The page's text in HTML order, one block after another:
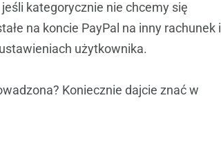
kategorycznie nie chcemy się
na koncie PayPal na inny rachunek i
użytkownika.
Koniecznie dajcie znać w